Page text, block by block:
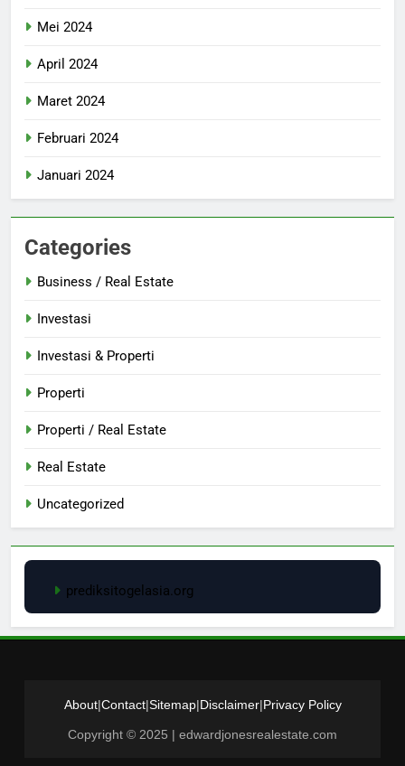
Mei 2024
April 2024
Maret 2024
Februari 2024
Januari 2024
Categories
Business / Real Estate
Investasi
Investasi & Properti
Properti
Properti / Real Estate
Real Estate
Uncategorized
prediksitogelasia.org
About|Contact|Sitemap|Disclaimer|Privacy Policy
Copyright © 2025 | edwardjonesrealestate.com